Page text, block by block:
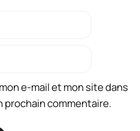
e-mail et mon site dans
prochain commentaire.